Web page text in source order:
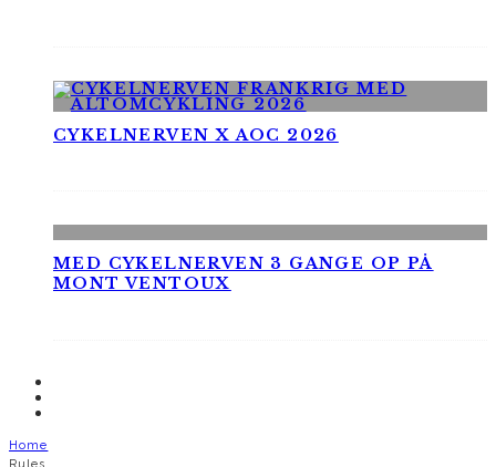
CYKELNERVEN X AOC 2026
MED CYKELNERVEN 3 GANGE OP PÅ
MONT VENTOUX
Home
Rules